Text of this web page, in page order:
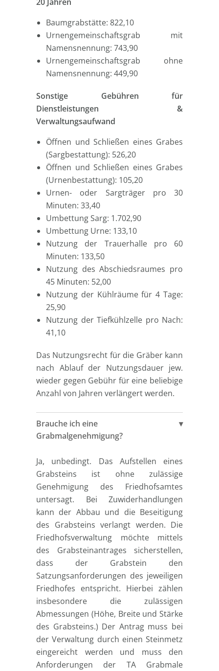
Baumgrabstätte: 822,10
Urnengemeinschaftsgrab mit
Namensnennung: 743,90
Urnengemeinschaftsgrab ohne
Namensnennung: 449,90
Sonstige Gebühren für
Dienstleistungen &
Verwaltungsaufwand
Öffnen und Schließen eines Grabes
(Sargbestattung): 526,20
Öffnen und Schließen eines Grabes
(Urnenbestattung): 105,20
Urnen- oder Sargträger pro 30
Minuten: 33,40
Umbettung Sarg: 1.702,90
Umbettung Urne: 133,10
Nutzung der Trauerhalle pro 60
Minuten: 133,50
Nutzung des Abschiedsraumes pro
45 Minuten: 52,00
Nutzung der Kühlräume für 4 Tage:
25,90
Nutzung der Tiefkühlzelle pro Nach:
41,10
Das Nutzungsrecht für die Gräber kann
nach Ablauf der Nutzungsdauer jew.
wieder gegen Gebühr für eine beliebige
Anzahl von Jahren verlängert werden.
Brauche ich eine
Grabmalgenehmigung?
Ja, unbedingt. Das Aufstellen eines
Grabsteins ist ohne zulässige
Genehmigung des Friedhofsamtes
untersagt. Bei Zuwiderhandlungen
kann der Abbau und die Beseitigung
des Grabsteins verlangt werden. Die
Friedhofsverwaltung möchte mittels
des Grabsteinantrages sicherstellen,
dass der Grabstein den
Satzungsanforderungen des jeweiligen
Friedhofes entspricht. Hierbei zählen
insbesondere die zulässigen
Abmessungen (Höhe, Breite und Stärke
des Grabsteins.) Der Antrag muss bei
der Verwaltung durch einen Steinmetz
eingereicht werden und muss den
Anforderungen der TA Grabmale